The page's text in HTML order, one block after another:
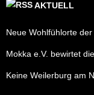
AKTUELL
Neue Wohlfühlorte
Mokka e.V. bewirtet
Keine Weilerburg am